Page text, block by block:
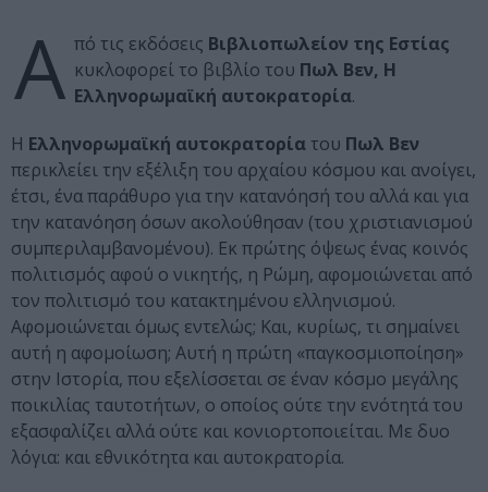
Α πό τις εκδόσεις Βιβλιοπωλείον της Εστίας
κυκλοφορεί το βιβλίο του Πωλ Βεν, Η
Ελληνορωμαϊκή αυτοκρατορία.
Η Ελληνορωμαϊκή αυτοκρατορία του Πωλ Βεν
περικλείει την εξέλιξη του αρχαίου κόσμου και ανοίγει,
έτσι, ένα παράθυρο για την κατανόησή του αλλά και για
την κατανόηση όσων ακολούθησαν (του χριστιανισμού
συμπεριλαμβανομένου). Εκ πρώτης όψεως ένας κοινός
πολιτισμός αφού ο νικητής, η Ρώμη, αφομοιώνεται από
τον πολιτισμό του κατακτημένου ελληνισμού.
Αφομοιώνεται όμως εντελώς; Και, κυρίως, τι σημαίνει
αυτή η αφομοίωση; Αυτή η πρώτη «παγκοσμιοποίηση»
στην Ιστορία, που εξελίσσεται σε έναν κόσμο μεγάλης
ποικιλίας ταυτοτήτων, ο οποίος ούτε την ενότητά του
εξασφαλίζει αλλά ούτε και κονιορτοποιείται. Με δυο
λόγια: και εθνικότητα και αυτοκρατορία.